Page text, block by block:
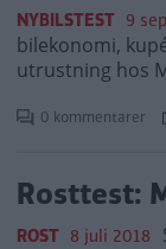
NYBILSTEST 9
bilekonomi,
utrustning hos
0 kommentarer
Rosttest:
ROST 8 juli 2018